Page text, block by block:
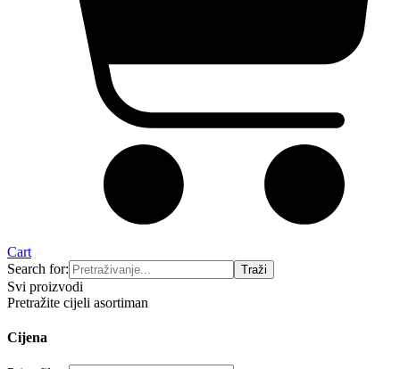
Cart
Search for:
Svi proizvodi
Pretražite cijeli asortiman
Cijena